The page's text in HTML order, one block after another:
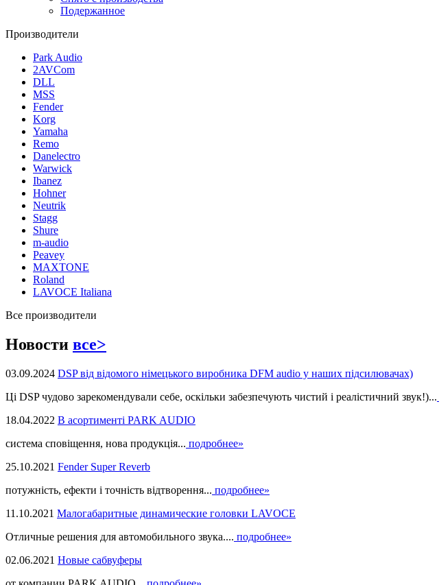
Подержанное
Производители
Park Audio
2AVCom
DLL
MSS
Fender
Korg
Yamaha
Remo
Danelectro
Warwick
Ibanez
Hohner
Neutrik
Stagg
Shure
m-audio
Peavey
MAXTONE
Roland
LAVOCE Italiana
Все производители
Новости все>
03.09.2024 DSP від відомого німецького виробника DFM audio у наших підсилювачах)
Ці DSP чудово зарекомендували себе, оскільки забезпечують чистий і реалістичний звук!)...
18.04.2022 В асортименті PARK AUDIO
система сповіщення, нова продукцiя... подробнее»
25.10.2021 Fender Super Reverb
потужність, ефекти і точність відтворення... подробнее»
11.10.2021 Малогабаритные динамические головки LAVOCE
Отличные решения для автомобильного звука.... подробнее»
02.06.2021 Новые сабвуферы